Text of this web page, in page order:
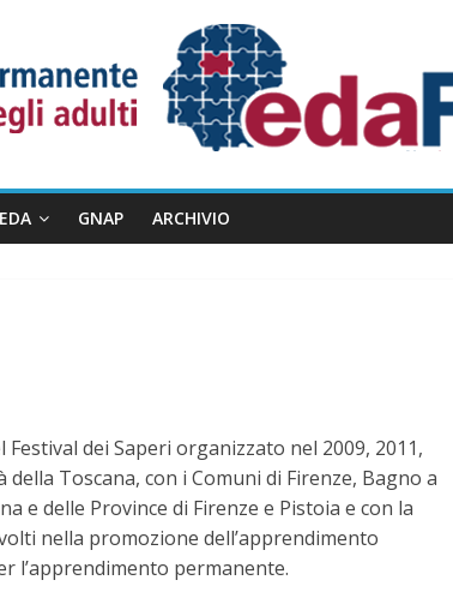
GNAP ARCHIVIO
dei Saperi organizzato nel 2009, 2011,
Toscana, con i Comuni di Firenze, Bagno a
e delle Province di Firenze e Pistoia e con la
nella promozione dell’apprendimento
l’apprendimento permanente.